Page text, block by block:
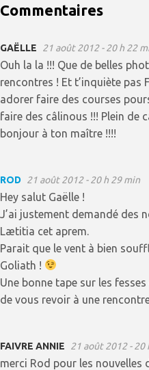
Commentaires
GAËLLE 21 août 2012 - 20 h 22
Ouh la la !!! Que de belles
rencontres ! Et t’inquiète pas
adorer faire des courses
faire des câlinous !!! Plein de
bonjour à ton maître !!!!
ROD 21 août 2012 - 20 h 29 min
Hey salut Gaëlle !
J’ai justement demandé des
Lætitia cet aprem.
Parait que le vent à bien
Goliath !
Une bonne tape sur les
de vous revoir à une
FAIVRE ANNIE 21 août 2012 - 20
merci Rod pour les nouvelles